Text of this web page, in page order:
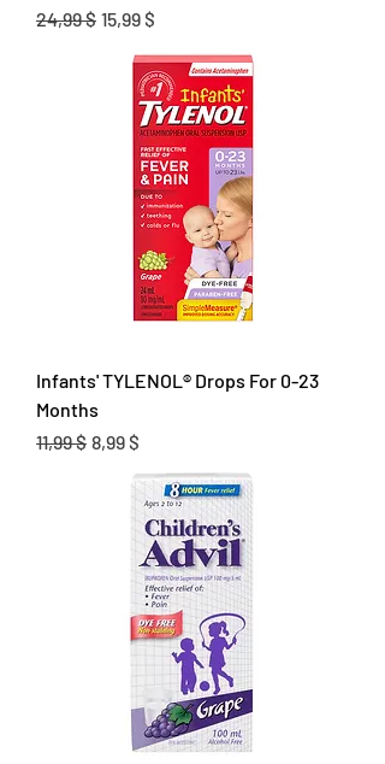
Prix original
24,99 $ Prix promotionnel
15,99 $
Infants' TYLENOL® Drops For 0-23
Months
Prix original
11,99 $ Prix promotionnel
8,99 $